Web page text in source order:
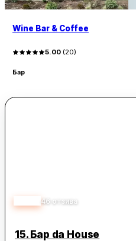
Wine Bar & Coffee
5.00 (20)
Бар
46 отзива
15. Бар da House